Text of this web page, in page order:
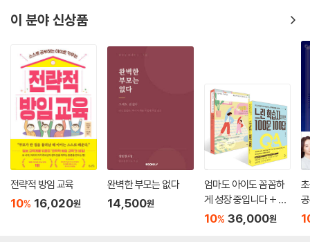
이 분야 신상품
전략적 방임 교육
10% 16,020원
완벽한 부모는 없다
14,500원
엄마도 아이도 꼼꼼하
게 성장 중입니다 + 느
린 학습자를 위한 100
10% 36,000원